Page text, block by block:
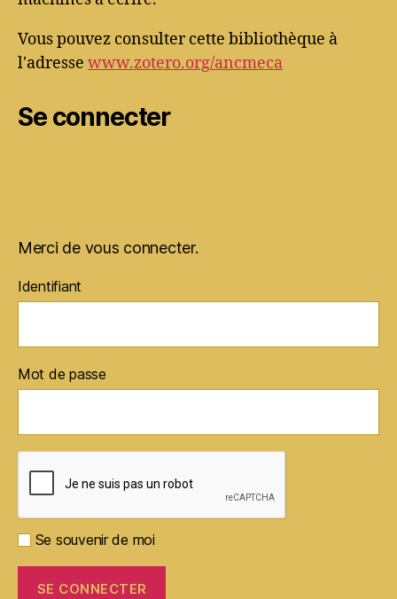
Vous pouvez consulter cette bibliothèque à
l'adresse www.zotero.org/ancmeca
Se connecter
Merci de vous connecter.
Identifiant
Mot de passe
Se souvenir de moi